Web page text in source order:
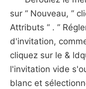
sur “ Nouveau, ”
Attributs “ . ”
d'invitation,
cliquez sur le &
l'invitation vide
blanc et